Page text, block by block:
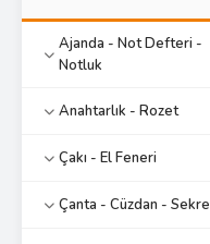
Ajanda - Not Defteri -
Notluk
Anahtarlık - Rozet
Çakı - El Feneri
Çanta - Cüzdan -